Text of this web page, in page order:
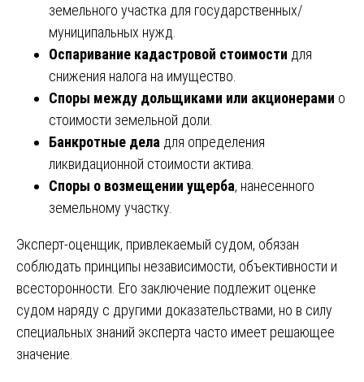
земельного участка для государственных/
муниципальных нужд.
Оспаривание кадастровой стоимости для
снижения налога на имущество.
Споры между дольщиками или акционерами о
стоимости земельной доли.
Банкротные дела для определения
ликвидационной стоимости актива.
Споры о возмещении ущерба, нанесенного
земельному участку.
Эксперт-оценщик, привлекаемый судом, обязан
соблюдать принципы независимости, объективности и
всесторонности. Его заключение подлежит оценке
судом наряду с другими доказательствами, но в силу
специальных знаний эксперта часто имеет решающее
значение.